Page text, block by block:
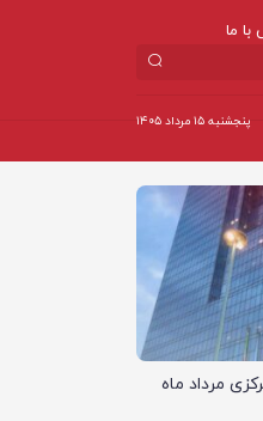
ما
پنجشنبه ۱۵ مرداد ۱۴۰۵
مرداد ماه